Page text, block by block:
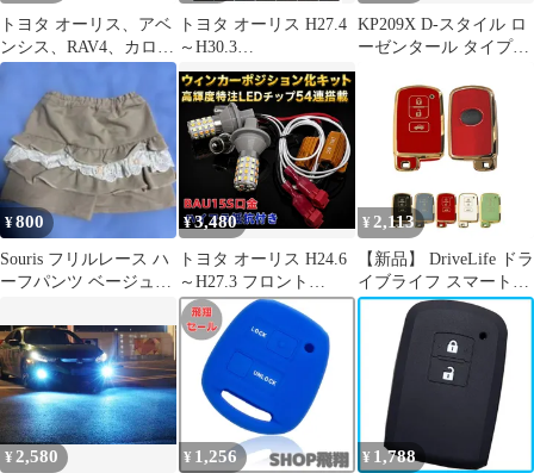
トヨタ オーリス、アベ
ンシス、RAV4、カロー
ラ、プリウス、フェイ
スライフ、レクサス
NX、NX200T、300H
AT ペダル パーツ用カ
ーペダルカバ
トヨタ オーリス H27.4
～H30.3
NRE/NZE/ZRE18#系 高
輝度 T10 LED バルブ
12V COBチップ搭載 7
色選択可 ナンバー灯 ラ
イセンスランプ 用 2個
SET 新品
KP209X D-スタイル ロ
ーゼンタール タイプ-
ブリージュ
¥800
Souris フリルレース ハ
ーフパンツ ベージュ
¥3,480
トヨタ オーリス H24.6
～H27.3 フロント
NZE/ZRE18#系 高輝度
ウインカー ポジション
化キット S25 ピン角違
い(BAU15s) シングル
150度 LED バルブ 54連
搭載 白&黄 ハイフラ防
止抵抗器付 新品 送料無
料
¥ 2,113
【新品】 DriveLife ドラ
イブライフ スマートキ
ーケース トヨタ キーケ
ース キーチェーン アル
ファード ヴェルファイ
ア 30系 ヴォクシー ノ
ア エスクァイア 80系
オーリス 180系 カムリ
50系 クラウン 210系 車
スマートキー KEYT
¥ 2,580 ¥ 1,256 ¥ 1,788